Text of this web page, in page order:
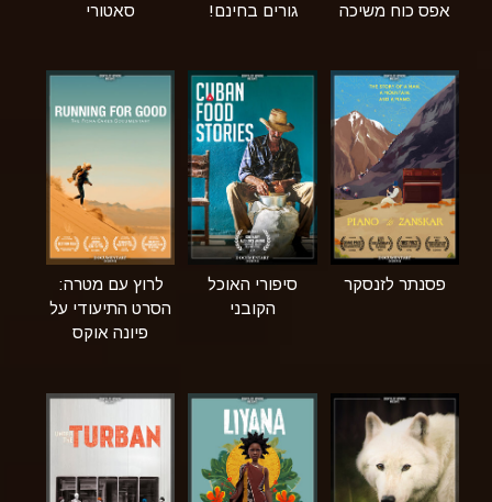
אפס כוח משיכה גורים בחינם! סאטורי
פסנתר לזנסקר
סיפורי האוכל
הקובני
לרוץ עם מטרה:
הסרט התיעודי על
פיונה אוקס